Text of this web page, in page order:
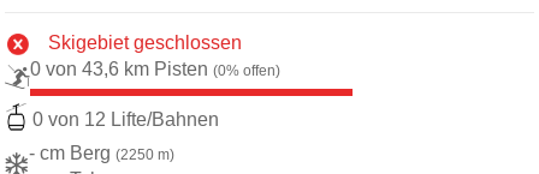
Skigebiet geschlossen
0 von 43,6 km Pisten (0% offen)
0 von 12 Lifte/Bahnen
- cm Berg (2250 m)